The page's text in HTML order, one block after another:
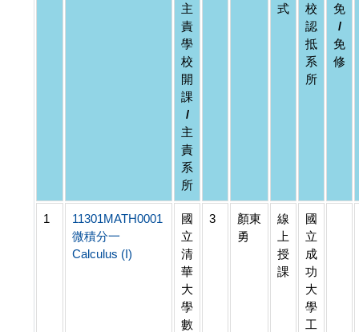
主
責
學
校
開
課
/
主
責
系
所
式
校
認
抵
系
所
免
/
免
修
1
11301MATH0001
微積分一
Calculus (I)
國
立
清
華
大
學
數
3
顏東
勇
線
上
授
課
國
立
成
功
大
學
工